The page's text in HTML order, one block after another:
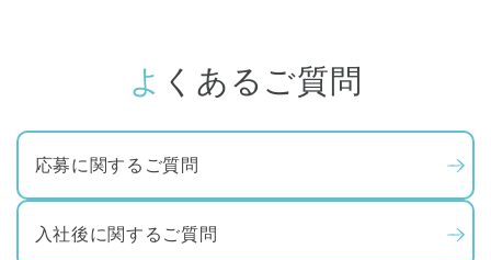
よくあるご質問
応募に関するご質問
入社後に関するご質問